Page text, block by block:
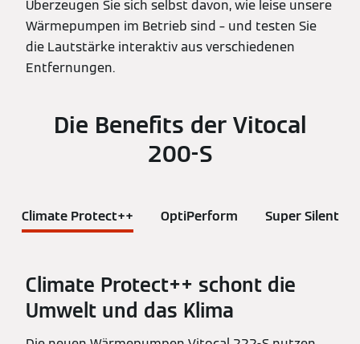
Überzeugen Sie sich selbst davon, wie leise unsere
Wärmepumpen im Betrieb sind – und testen Sie
die Lautstärke interaktiv aus verschiedenen
Entfernungen.
Die Benefits der Vitocal
200-S
Climate Protect++ OptiPerform Super Silent
Climate Protect++ schont die
Umwelt und das Klima